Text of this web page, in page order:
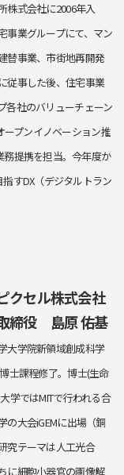
株式会社に2006年入
事業グループにて、マン
替事業、市街地再開発
従事した後、住宅事業
各社のバリューチェーン
プンイノベーション推
提携を担当。今年度か
すDX（デジタルトラン
クセル株式会社
締役 島原 佑基
大学院新領域創成科学
士課程修了。博士(生命
学ではMITで行われる合
の大会iGEMに出場（銅
究テーマは人工光合
に細胞小器官の画像解